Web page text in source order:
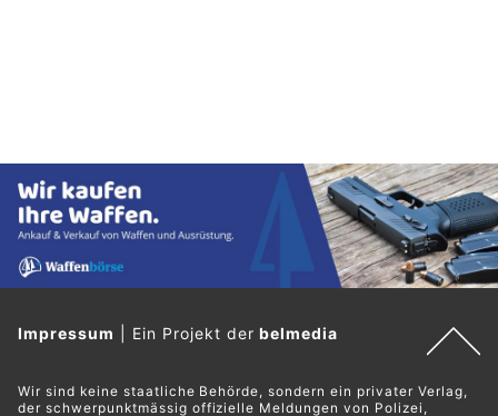
Impressum Ein Projekt derbelmedia
Wir sind keine staatliche Behörde, sondern ein privater Verlag,
der schwerpunktmässig offizielle Meldungen von Polizei,